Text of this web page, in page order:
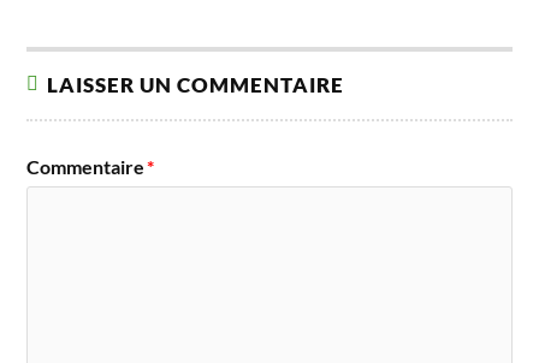
LAISSER UN COMMENTAIRE
Commentaire*